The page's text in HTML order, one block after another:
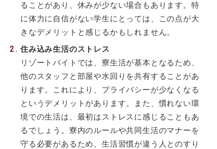
ることがあり、休みが少ない場合もあります。特
に体力に自信がない学生にとっては、この点が大
きなデメリットと感じるかもしれません。
住み込み生活のストレス
リゾートバイトでは、寮生活が基本となるため、
他のスタッフと部屋や水回りを共有することがあ
ります。これにより、プライバシーが少なくなる
というデメリットがあります。また、慣れない環
境での生活は、最初はストレスに感じることもあ
るでしょう。寮内のルールや共同生活のマナーを
守る必要があるため、生活習慣が違う人とのすり